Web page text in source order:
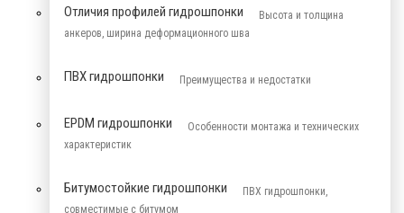
Отличия профилей гидрошпонки
Высота и толщина
анкеров, ширина деформационного шва
ПВХ гидрошпонки Преимущества и недостатки
EPDM гидрошпонки
Особенности монтажа и технических
характеристик
Битумостойкие гидрошпонки
ПВХ гидрошпонки,
совместимые с битумом